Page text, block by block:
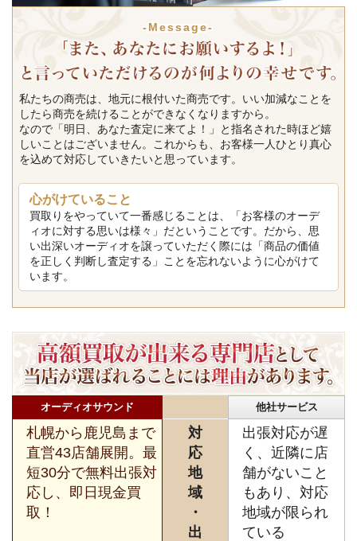
-Message-
私たちの商売は、地元に根付いた商売です。いい加減なことを
したら商売を続けることができなくなりますから。
なので「明日、あなた査定に来てよ！」と指名された時ほど嬉
しいことはございません。これからも、お客様一人ひとり真心
を込めて対応していきたいと思っています。
心がけていること
買取りをやっていて一番感じることは、「お客様のオーデ
ィオに対する思いは様々」だということです。だから、思
い出深いオーディオを譲っていただく際には「商品の価値
を正しく判断し査定する」ことを忘れないように心がけて
います。
オーディオサウンド 他社サービス
札幌から鹿児島まで
直営43店舗展開。最
短30分で無料出張対
応し、即日現金買
取！
対
応
地
域
・
出
出張対応が遅
く、近隣に店
舗がないこと
もあり、対応
地域が限られ
ている